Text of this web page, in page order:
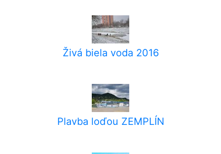
Živá biela voda 2016
Plavba loďou ZEMPLÍN